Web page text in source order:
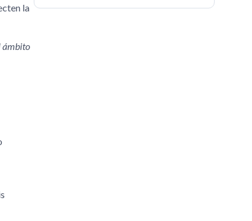
la
ámbito